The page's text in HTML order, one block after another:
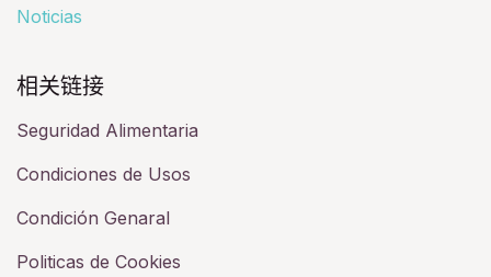
Noticias
相关链接​
Seguridad Alimentaria
Condiciones de Usos
Condición Genaral
Politicas de Cookies